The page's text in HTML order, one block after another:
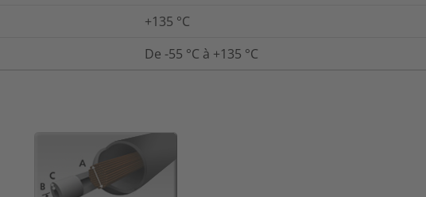
+135 °C
De -55 °C à +135 °C